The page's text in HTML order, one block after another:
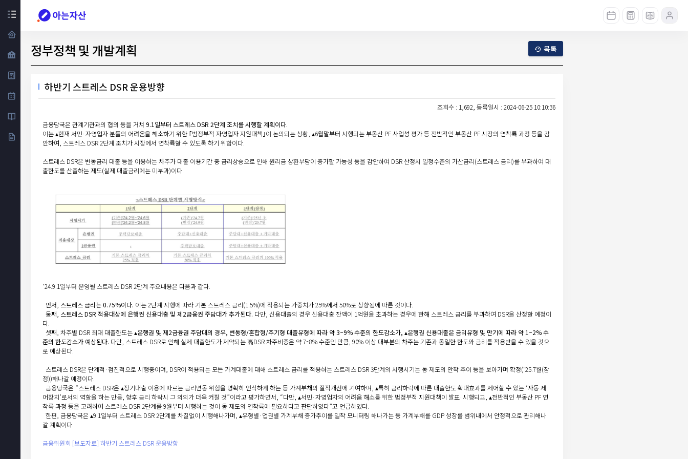
정부정책 및 개발계획 목록
하반기 스트레스 DSR 운용방향
조회수 : 1,692, 등록일시 : 2024-06-25 10:10:36
금융당국은 관계기관과의 협의 등을 거쳐 9.1일부터 스트레스 DSR 2단계 조치를 시행할 계획이다.
이는 ▴현재 서민·자영업자 분들의 어려움을 해소하기 위한 ｢범정부적 자영업자 지원대책｣이 논의되는 상황, ▴6월말부터 시행되는 부동산 PF 사업성 평가 등 전반적인 부동산 PF 시장의 연착륙 과정 등을 감
안하여, 스트레스 DSR 2단계 조치가 시장에서 연착륙할 수 있도록 하기 위함이다.
스트레스 DSR은 변동금리 대출 등을 이용하는 차주가 대출 이용기간 중 금리상승으로 인해 원리금 상환부담이 증가할 가능성 등을 감안하여 DSR 산정시 일정수준의 가산금리(스트레스 금리)를 부과하여 대
출한도를 산출하는 제도(실제 대출금리에는 미부과)이다.
‘24.9.1일부터 운영될 스트레스 DSR 2단계 주요내용은 다음과 같다.
먼저, 스트레스 금리는 0.75%이다. 이는 2단계 시행에 따라 기본 스트레스 금리(1.5%)에 적용되는 가중치가 25%에서 50%로 상향됨에 따른 것이다.
둘째, 스트레스 DSR 적용대상에 은행권 신용대출 및 제2금융권 주담대가 추가된다. 다만, 신용대출의 경우 신용대출 잔액이 1억원을 초과하는 경우에 한해 스트레스 금리를 부과하여 DSR을 산정할 예정이
다.
셋째, 차주별 DSR 최대 대출한도는▴은행권 및 제2금융권 주담대의 경우, 변동형/혼합형/주기형 대출유형에 따라 약 3~9% 수준의 한도감소가, ▴은행권 신용대출은 금리유형 및 만기에 따라 약 1~2% 수
준의 한도감소가 예상된다. 다만, 스트레스 DSR로 인해 실제 대출한도가 제약되는 高DSR 차주비중은 약 7~8% 수준인 만큼, 90% 이상 대부분의 차주는 기존과 동일한 한도와 금리를 적용받을 수 있을 것으
로 예상된다.
스트레스 DSR은 단계적·점진적으로 시행중이며, DSR이 적용되는 모든 가계대출에 대해 스트레스 금리를 적용하는 스트레스 DSR 3단계의 시행시기는 동 제도의 안착 추이 등을 보아가며 확정(‘25.7월(잠
정))해나갈 예정이다.
금융당국은 “스트레스 DSR은 ▴장기대출 이용에 따르는 금리변동 위험을 명확히 인식하게 하는 등 가계부채의 질적개선에 기여하며, ▴특히 금리하락에 따른 대출한도 확대효과를 제어할 수 있는 ‘자동 제
어장치’로서의 역할을 하는 만큼, 향후 금리 하락시 그 의의가 더욱 커질 것”이라고 평가하면서, “다만, ▴서민·자영업자의 어려움 해소를 위한 범정부적 지원대책이 발표·시행되고, ▴전반적인 부동산 PF 연
착륙 과정 등을 고려하여 스트레스 DSR 2단계를 9월부터 시행하는 것이 동 제도의 연착륙에 필요하다고 판단하였다”고 언급하였다.
한편, 금융당국은 ▴9.1일부터 스트레스 DSR 2단계를 차질없이 시행해나가며, ▴유형별·업권별 가계부채 증가추이를 밀착 모니터링 해나가는 등 가계부채를 GDP 성장률 범위내에서 안정적으로 관리해나
갈 계획이다.
금융위원회 [보도자료] 하반기 스트레스 DSR 운용방향